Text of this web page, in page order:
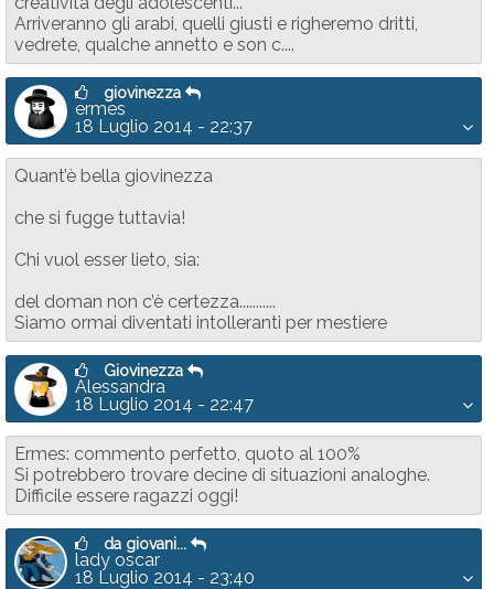
Arriveranno gli arabi, quelli giusti e righeremo dritti,
vedrete, qualche annetto e son c....
giovinezza
ermes
18 Luglio 2014 - 22:37
Quant’è bella giovinezza
che si fugge tuttavia!
Chi vuol esser lieto, sia:
del doman non c’è certezza...........
Siamo ormai diventati intolleranti per mestiere
Giovinezza
Alessandra
18 Luglio 2014 - 22:47
Ermes: commento perfetto, quoto al 100%
Si potrebbero trovare decine di situazioni analoghe.
Difficile essere ragazzi oggi!
da giovani...
lady oscar
18 Luglio 2014 - 23:40